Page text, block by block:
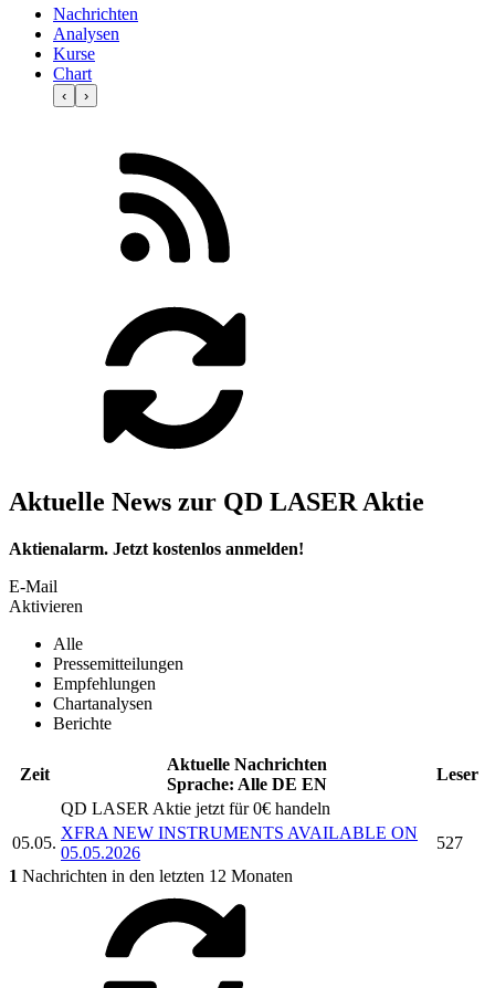
Nachrichten
Analysen
Kurse
Chart
‹ ›
Aktuelle News zur QD LASER Aktie
Aktienalarm. Jetzt kostenlos anmelden!
E-Mail
Aktivieren
Alle
Pressemitteilungen
Empfehlungen
Chartanalysen
Berichte
Zeit
Aktuelle Nachrichten
Sprache: Alle DE EN
Leser
QD LASER Aktie jetzt für 0€ handeln
05.05.
XFRA NEW INSTRUMENTS AVAILABLE ON
05.05.2026
527
1 Nachrichten in den letzten 12 Monaten